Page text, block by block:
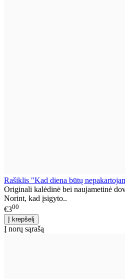
Rašiklis "Kad diena būtų
Originali kalėdinė bei naujametinė
Norint, kad įsigyto..
€300
Į norų sąrašą